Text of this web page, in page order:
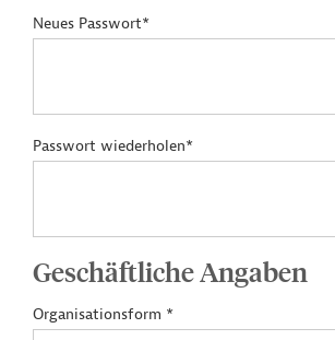
Neues Passwort*
Passwort wiederholen*
Geschäftliche Angaben
Organisationsform *